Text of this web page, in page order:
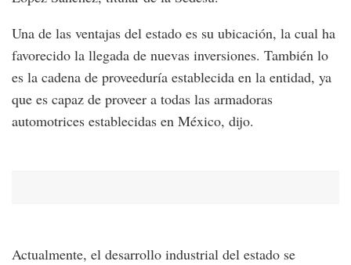
Una de las ventajas del estado es su ubicación, la cual ha
favorecido la llegada de nuevas inversiones. También lo
es la cadena de proveeduría establecida en la entidad, ya
que es capaz de proveer a todas las armadoras
automotrices establecidas en México, dijo.
Actualmente, el desarrollo industrial del estado se